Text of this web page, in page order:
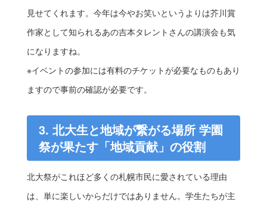
見せてくれます。今年は今やお笑いというよりは芥川賞
作家として知られるあの吉本タレントさんの講演会も気
になりますね。
※イベントの参加には有料のチケットが必要なものもあり
ますので事前の確認が必要です。
3. 北大生と地域が繋がる場所 学園
祭が果たす「地域貢献」の役割
北大祭がこれほど多くの札幌市民に愛されている理由
は、単に楽しいからだけではありません。学生たちが主